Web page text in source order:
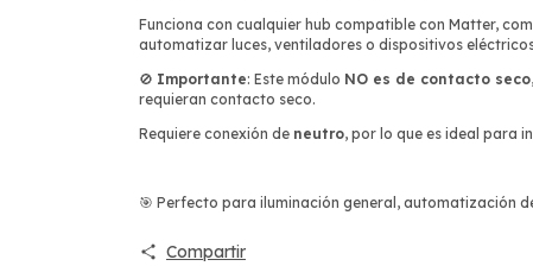
Funciona con cualquier hub compatible con Matter,
automatizar luces, ventiladores o dispositivos
🚫 Importante: Este módulo NO es de contacto seco
requieran contacto seco.
Requiere conexión de neutro, por lo que es ideal para
🎯 Perfecto para iluminación general, automatización
Compartir